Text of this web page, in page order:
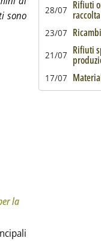
sono
tutta la notizia: 'Rifiuti,
7,6 milioni per la
la
28/07 Rifiuti
raccolta
23/07
21/07 Rifiuti
17/07